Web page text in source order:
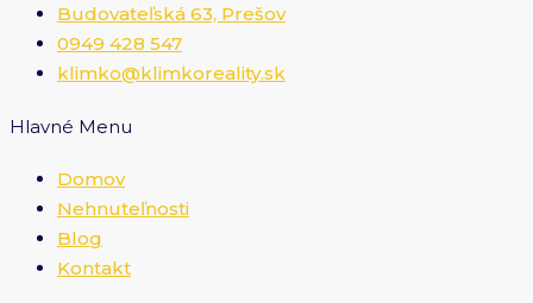
Budovateľská 63, Prešov
0949 428 547
klimko@klimkoreality.sk
Hlavné Menu
Domov
Nehnuteľnosti
Blog
Kontakt